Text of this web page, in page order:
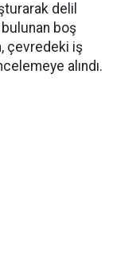
delil
bulunan boş
çevredeki iş
alındı.